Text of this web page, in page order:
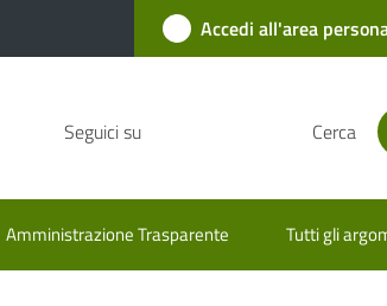
Accedi all'area
Seguici su Cerca
Amministrazione Trasparente Tutti gli